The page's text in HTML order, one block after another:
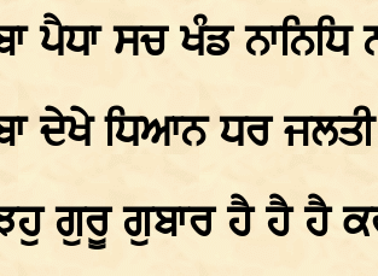
ਪੈਧਾ ਸਚ ਖੰਡ ਨਾਨਿਧਿ
ਦੇਖੇ ਧਿਆਨ ਧਰ
ਗੁਰੂ ਗੁਬਾਰ ਹੈ ਹੈ ਹੈ